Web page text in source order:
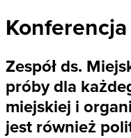
Zespół ds.
próby dla
miejskiej i
jest również